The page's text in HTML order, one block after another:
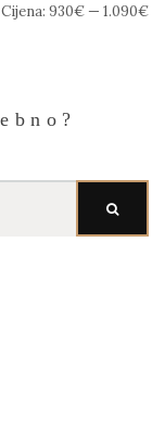
Cijena: 930€ — 1.090€